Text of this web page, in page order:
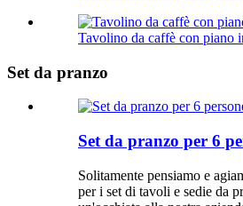
Tavolino da caffè con piano
Set da pranzo
Set da pranzo per 6
Solitamente pensiamo e
per i set di tavoli e sedie da